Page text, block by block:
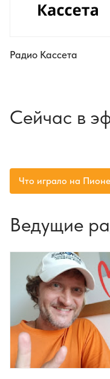
Радио Кассета
Сейчас в
Что играло на
Ведущие